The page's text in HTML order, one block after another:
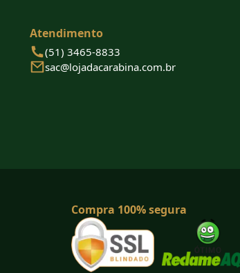
Atendimento
(51) 3465-8833
sac@lojadacarabina.com.br
Compra 100% segura